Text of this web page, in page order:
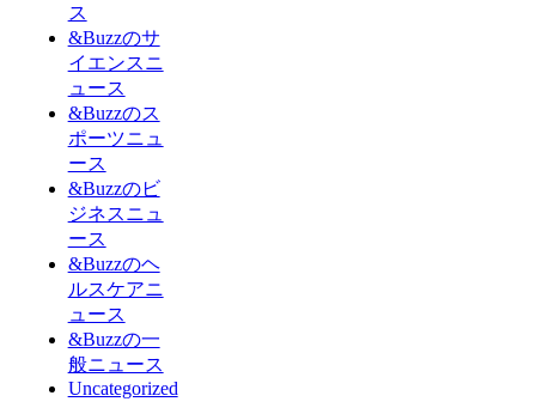
ス
&Buzzのサ
イエンスニ
ュース
&Buzzのス
ポーツニュ
ース
&Buzzのビ
ジネスニュ
ース
&Buzzのヘ
ルスケアニ
ュース
&Buzzの一
般ニュース
Uncategorized